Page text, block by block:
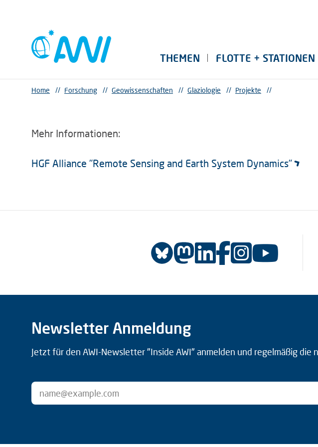
THEMEN FLOTTE + STATIONEN
Home // Forschung // Geowissenschaften // Glaziologie // Projekte //
Mehr Informationen:
HGF Alliance "Remote Sensing and Earth System Dynamics"
Newsletter Anmeldung
Jetzt für den AWI-Newsletter "Inside AWI" anmelden und regelmäßig